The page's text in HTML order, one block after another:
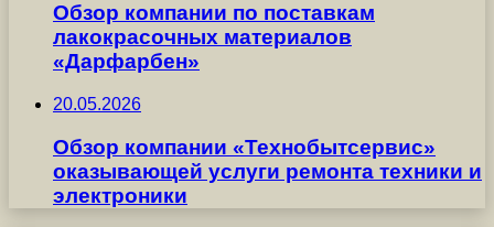
Обзор компании по поставкам
лакокрасочных материалов
«Дарфарбен»
20.05.2026
Обзор компании «Технобытсервис»
оказывающей услуги ремонта техники и
электроники